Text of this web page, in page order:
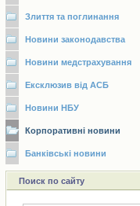
Злиття та поглинання
Новини законодавства
Новини медстрахування
Ексклюзив від АСБ
Новини НБУ
Корпоративні новини
Банківські новини
Поиск по сайту